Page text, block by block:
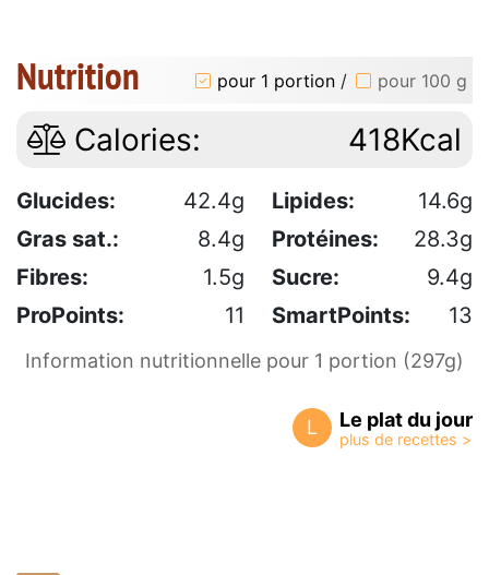
Nutrition pour 1 portion / pour 100 g
Calories: 418Kcal
Glucides: 42.4g Lipides:
14.6g
Gras sat.:
8.4g Protéines:
28.3g
Fibres:
1.5g Sucre:
9.4g
ProPoints:
11 SmartPoints: 13
Information nutritionnelle pour 1 portion (297g)
L Le plat du jour